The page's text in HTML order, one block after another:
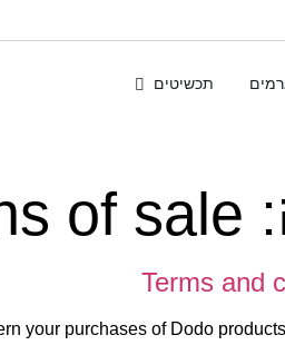
תכשיטים
of sale
Terms and
your purchases of Dodo